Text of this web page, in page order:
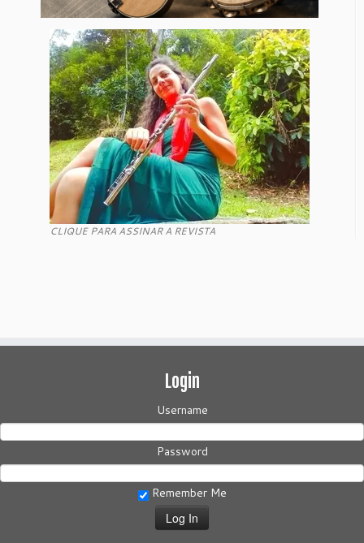
CLIQUE PARA ASSINAR A REVISTA
Login
Username
Password
Remember Me